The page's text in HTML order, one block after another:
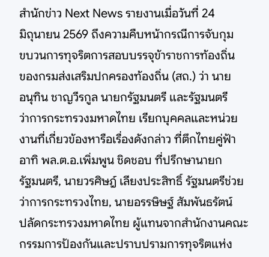
สำนักข่าว Next News รายงานเมื่อวันที่ 24
มิถุนายน 2569 ถึงความคืบหน้ากรณีการจับกุม
ขบวนการทุจริตการสอบบรรจุข้าราชการท้องถิ่น
ของกรมส่งเสริมปกครองท้องถิ่น (สถ.) ว่า นาย
อนุทิน ชาญวีรกูล นายกรัฐมนตรี และรัฐมนตรี
ว่าการกระทรวงมหาดไทย เรียกบุคคลและหน่วย
งานที่เกี่ยวข้องหารือเรื่องดังกล่าว ที่ตึกไทยคู่ฟ้า
อาทิ พล.ต.อ.เพิ่มพูน ชิดชอบ ที่ปรึกษานายก
รัฐมนตรี, นายวรศิษฎ์ เลียงประสิทธิ์ รัฐมนตรีช่วย
ว่าการกระทรวงไทย, นายอรรษิษฐ์ สัมพันธรัตน์
ปลัดกระทรวงมหาดไทย ผู้แทนจากสำนักงานคณะ
กรรมการป้องกันและปราบปรามการทุจริตแห่ง